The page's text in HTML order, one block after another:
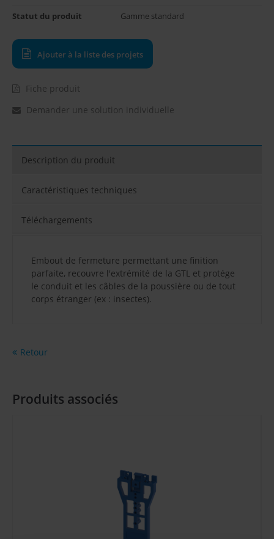
Statut du produit Gamme standard
Ajouter à la liste des projets
Fiche produit
Demander une solution individuelle
Description du produit
Caractéristiques techniques
Téléchargements
Embout de fermeture permettant une finition
parfaite, recouvre l'extrémité de la GTL et protége
le conduit et les câbles de la poussière ou de tout
corps étranger (ex : insectes).
Retour
Produits associés